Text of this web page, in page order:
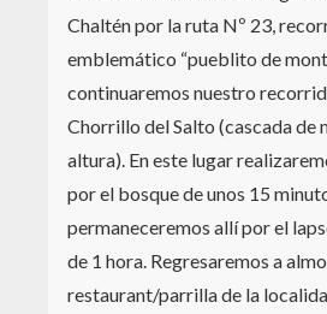
Chaltén por la ruta Nº 23,
emblemático “pueblito de
continuaremos nuestro
Chorrillo del Salto (cascada de
altura). En este lugar
por el bosque de unos 15
permaneceremos allí por el
de 1 hora. Regresaremos a
restaurant/parrilla de la